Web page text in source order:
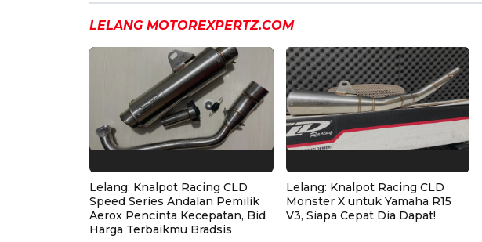
LELANG MOTOREXPERTZ.COM
Lelang: Knalpot Racing CLD
Speed Series Andalan Pemilik
Aerox Pencinta Kecepatan, Bid
Harga Terbaikmu Bradsis
Lelang: Knalpot Racing CLD
Monster X untuk Yamaha R15
V3, Siapa Cepat Dia Dapat!